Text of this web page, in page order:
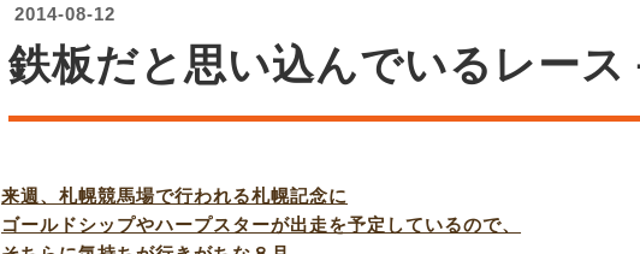
2014-08-12
鉄板だと思い込んでいるレース
来週、札幌競馬場で行われる札幌記念に
ゴールドシップやハープスターが出走を予定しているので、